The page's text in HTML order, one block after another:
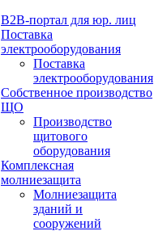
B2B-портал для юр. лиц
Поставка
электрооборудования
Поставка
электрооборудования
Собственное производство
ЩО
Производство
щитового
оборудования
Комплексная
молниезащита
Молниезащита
зданий и
сооружений